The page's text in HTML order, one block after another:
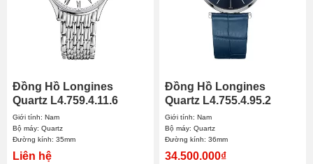
Đồng Hồ Longines
Quartz L4.759.4.11.6
35mm Nam
Giới tính: Nam
Bộ máy: Quartz
Đường kính: 35mm
Liên hệ
Đồng Hồ Longines
Quartz L4.755.4.95.2
36mm Nam
Giới tính: Nam
Bộ máy: Quartz
Đường kính: 36mm
34.500.000₫